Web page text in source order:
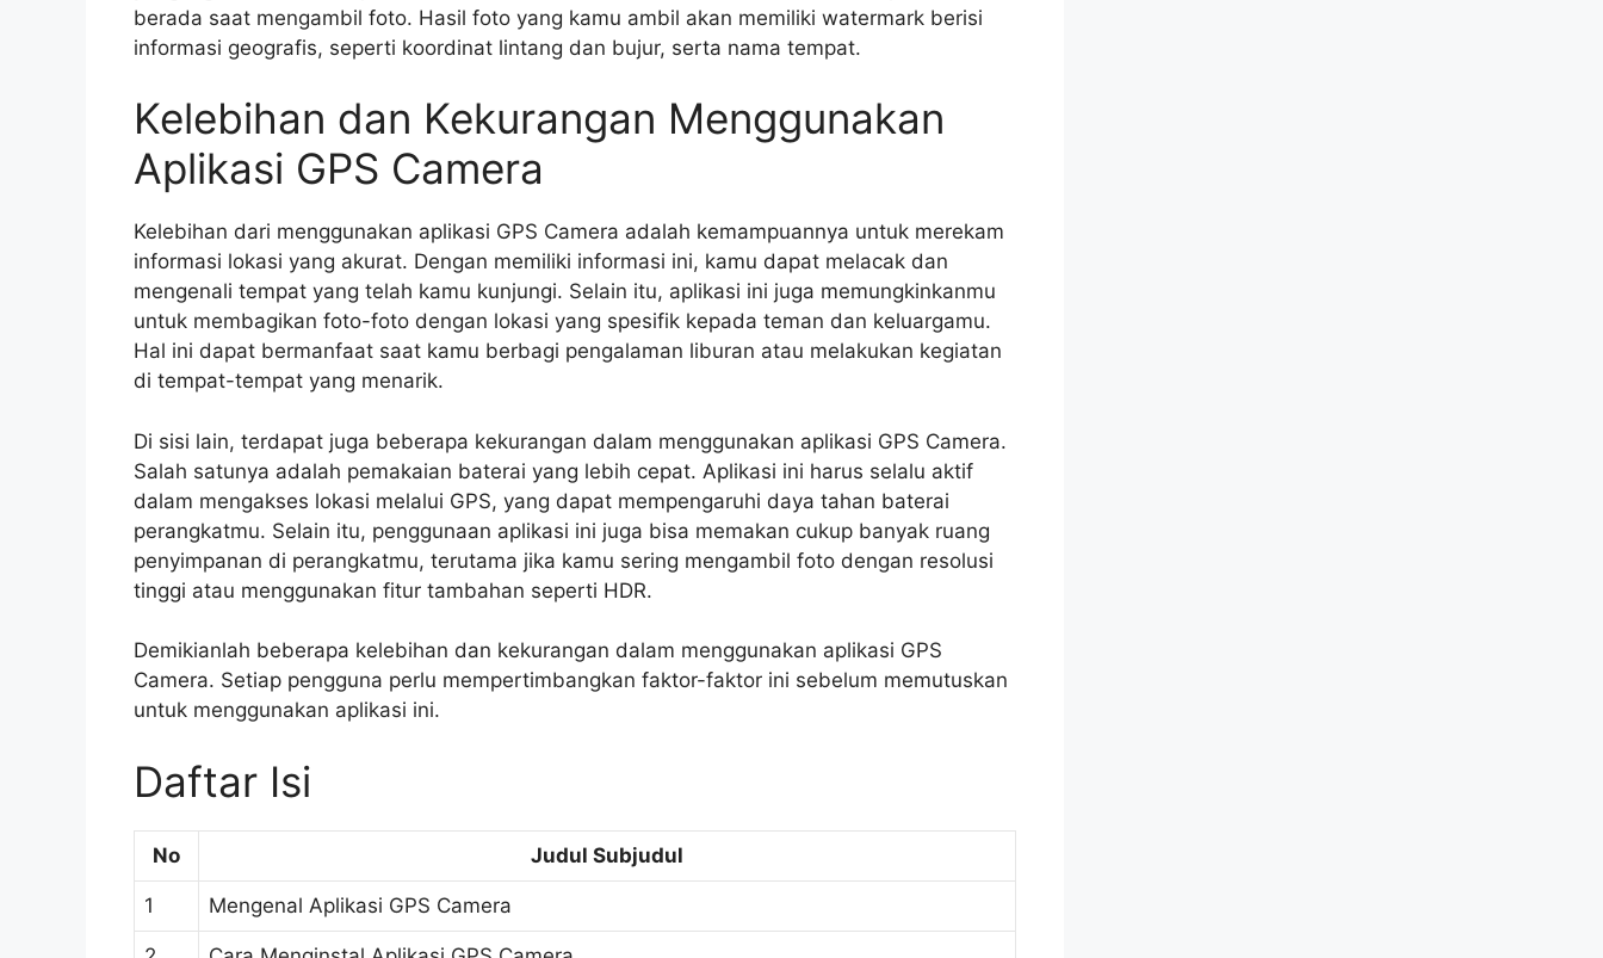
berada saat mengambil foto. Hasil foto yang kamu ambil akan memiliki watermark berisi
informasi geografis, seperti koordinat lintang dan bujur, serta nama tempat.
Kelebihan dan Kekurangan Menggunakan
Aplikasi GPS Camera
Kelebihan dari menggunakan aplikasi GPS Camera adalah kemampuannya untuk merekam
informasi lokasi yang akurat. Dengan memiliki informasi ini, kamu dapat melacak dan
mengenali tempat yang telah kamu kunjungi. Selain itu, aplikasi ini juga memungkinkanmu
untuk membagikan foto-foto dengan lokasi yang spesifik kepada teman dan keluargamu.
Hal ini dapat bermanfaat saat kamu berbagi pengalaman liburan atau melakukan kegiatan
di tempat-tempat yang menarik.
Di sisi lain, terdapat juga beberapa kekurangan dalam menggunakan aplikasi GPS Camera.
Salah satunya adalah pemakaian baterai yang lebih cepat. Aplikasi ini harus selalu aktif
dalam mengakses lokasi melalui GPS, yang dapat mempengaruhi daya tahan baterai
perangkatmu. Selain itu, penggunaan aplikasi ini juga bisa memakan cukup banyak ruang
penyimpanan di perangkatmu, terutama jika kamu sering mengambil foto dengan resolusi
tinggi atau menggunakan fitur tambahan seperti HDR.
Demikianlah beberapa kelebihan dan kekurangan dalam menggunakan aplikasi GPS
Camera. Setiap pengguna perlu mempertimbangkan faktor-faktor ini sebelum memutuskan
untuk menggunakan aplikasi ini.
Daftar Isi
No Judul Subjudul
1 Mengenal Aplikasi GPS Camera